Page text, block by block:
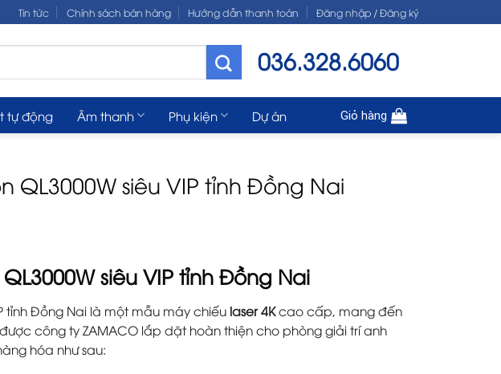
Tin tức Chính sách bán hàng Hướng dẫn thanh toán Đăng nhập / Đăng ký
036.328.6060
tự động Âm thanh Phụ kiện Dự án Giỏ hàng
QL3000W siêu VIP tỉnh Đồng Nai
siêu VIP tỉnh Đồng Nai
tỉnh Đồng Nai là một mẫu máy chiếu laser 4Kcao cấp, mang đến
công ty ZAMACO lắp dặt hoàn thiện cho phòng giải trí anh
hóa như sau: